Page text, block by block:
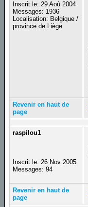
Inscrit le: 29 Aoû 2004
Messages: 1936
Localisation: Belgique /
province de Liège
Revenir en haut de
page
raspilou1
Inscrit le: 26 Nov 2005
Messages: 94
Revenir en haut de
page